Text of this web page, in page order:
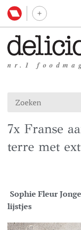
nr.1
7x Franse
terre met
Sophie Fleur
lijstjes